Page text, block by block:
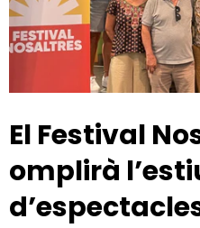
El Festival
omplirà